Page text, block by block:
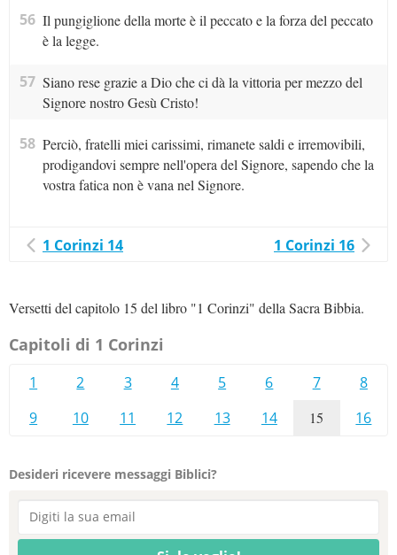
56 Il pungiglione della morte è il peccato e la forza del peccato
è la legge.
57 Siano rese grazie a Dio che ci dà la vittoria per mezzo del
Signore nostro Gesù Cristo!
58 Perciò, fratelli miei carissimi, rimanete saldi e irremovibili,
prodigandovi sempre nell'opera del Signore, sapendo che la
vostra fatica non è vana nel Signore.
1 Corinzi 14 1 Corinzi 16
Versetti del capitolo 15 del libro "1 Corinzi" della Sacra Bibbia.
Capitoli di 1 Corinzi
1 2 3 4 5 6 7
8
9
10 11 12 13 14 15 16
Desideri ricevere messaggi Biblici?